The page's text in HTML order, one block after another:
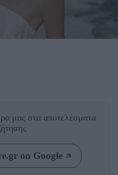
μας στα αποτελέσματα
on Google